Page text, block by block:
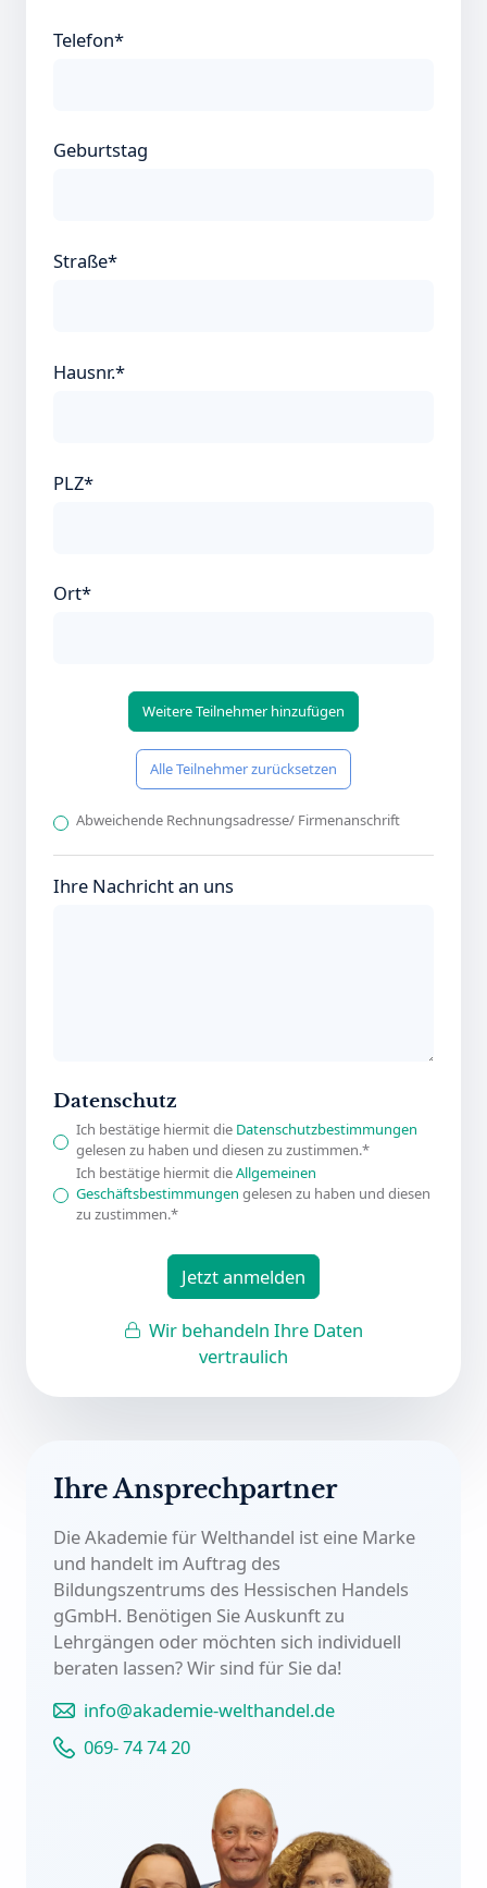
Telefon*
Geburtstag
Straße*
Hausnr.*
PLZ*
Ort*
Abweichende Rechnungsadresse/ Firmenanschrift
Ihre Nachricht an uns
Datenschutz
Ich bestätige hiermit die Datenschutzbestimmungen
gelesen zu haben und diesen zu zustimmen.*
Ich bestätige hiermit dieAllgemeinen
Geschäftsbestimmungen gelesen zu haben und diesen
zu zustimmen.*
Jetzt anmelden
Wir behandeln Ihre Daten
vertraulich
Ihre Ansprechpartner
Die Akademie für Welthandel ist eine Marke
und handelt im Auftrag des
Bildungszentrums des Hessischen Handels
gGmbH. Benötigen Sie Auskunft zu
Lehrgängen oder möchten sich individuell
beraten lassen?Wir sind für Sie da!
info@akademie-welthandel.de
069- 74 74 20